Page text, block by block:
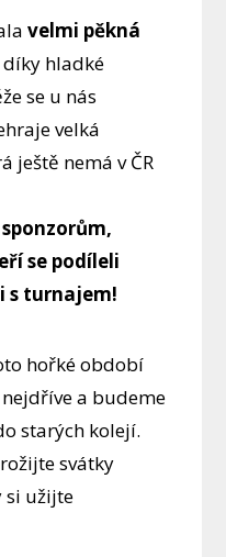
velmi pěkná
díky hladké
se u nás
velká
ještě nemá v ČR
se podíleli
s turnajem!
hořké období
a budeme
starých kolejí.
svátky
si užijte